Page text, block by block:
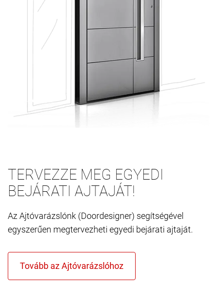
TERVEZZE MEG EGYEDI
BEJÁRATI AJTAJÁT!
Az Ajtóvarázslónk (Doordesigner) segítségével
egyszerűen megtervezheti egyedi bejárati ajtaját.